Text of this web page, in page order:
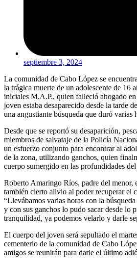
septiembre 3, 2024
La comunidad de Cabo López se
la trágica muerte de un adolescente de 16
iniciales M.A.P., quien falleció ahogado
joven estaba desaparecido desde la tarde
una angustiante búsqueda que duró varias
Desde que se reportó su desaparición,
miembros de salvataje de la Policía
un esfuerzo conjunto para encontrar al
de la zona, utilizando ganchos, quien
cuerpo sumergido en las profundidades
Roberto Amaringo Ríos, padre del menor,
también cierto alivio al poder recuperar el
“Llevábamos varias horas con la
y con sus ganchos lo pudo sacar desde lo
tranquilidad, ya podemos velarlo y darle
El cuerpo del joven será sepultado el
cementerio de la comunidad de Cabo
amigos se reunirán para darle el último